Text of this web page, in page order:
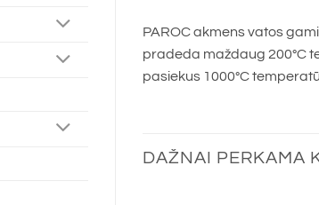
PAROC akmens vatos
pradeda maždaug 200°C
pasiekus 1000°C
DAŽNAI PERKAMA